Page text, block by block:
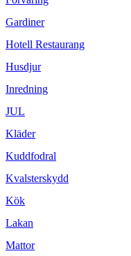
Gardiner
Hotell Restaurang
Husdjur
Inredning
JUL
Kläder
Kuddfodral
Kvalsterskydd
Kök
Lakan
Mattor